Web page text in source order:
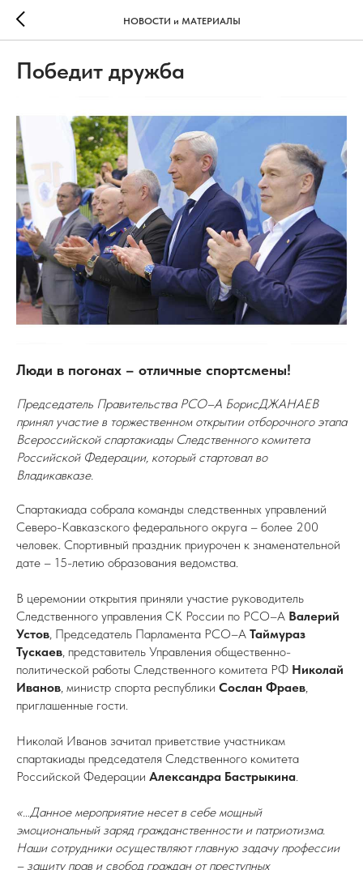
НОВОСТИ и МАТЕРИАЛЫ
Победит дружба
Люди в погонах – отличные спортсмены!
Председатель Правительства РСО–А БорисДЖАНАЕВ
принял участие в торжественном открытии отборочного этапа
Всероссийской спартакиады Следственного комитета
Российской Федерации, который стартовал во
Владикавказе.
Спартакиада собрала команды следственных управлений
Северо-Кавказского федерального округа – более 200
человек. Спортивный праздник приурочен к знаменательной
дате – 15-летию образования ведомства.
В церемонии открытия приняли участие руководитель
Следственного управления СК России по РСО–А Валерий
Устов, Председатель Парламента РСО–А Таймураз
Тускаев, представитель Управления общественно-
политической работы Следственного комитета РФ Николай
Иванов, министр спорта республики Сослан Фраев,
приглашенные гости.
Николай Иванов зачитал приветствие участникам
спартакиады председателя Следственного комитета
Российской Федерации Александра Бастрыкина.
«…Данное мероприятие несет в себе мощный
эмоциональный заряд гражданственности и патриотизма.
Наши сотрудники осуществляют главную задачу профессии
– защиту прав и свобод граждан от преступных